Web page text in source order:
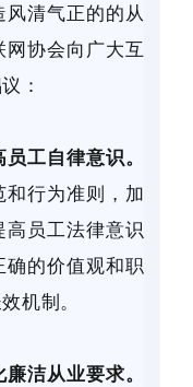
风清气正的的从
网协会向广大互
：
工自律意识。
和行为准则，加
高员工法律意识
确的价值观和职
机制。
洁从业要求。